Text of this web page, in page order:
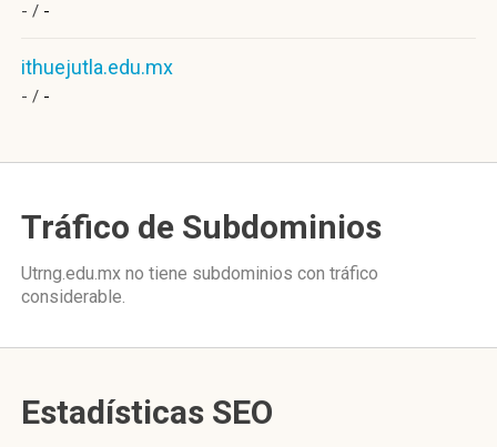
- / -
ithuejutla.edu.mx
- / -
Tráfico de Subdominios
Utrng.edu.mx no tiene subdominios con tráfico
considerable.
Estadísticas SEO